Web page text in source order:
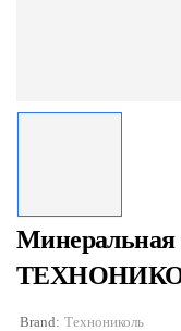
Brand: Технониколь